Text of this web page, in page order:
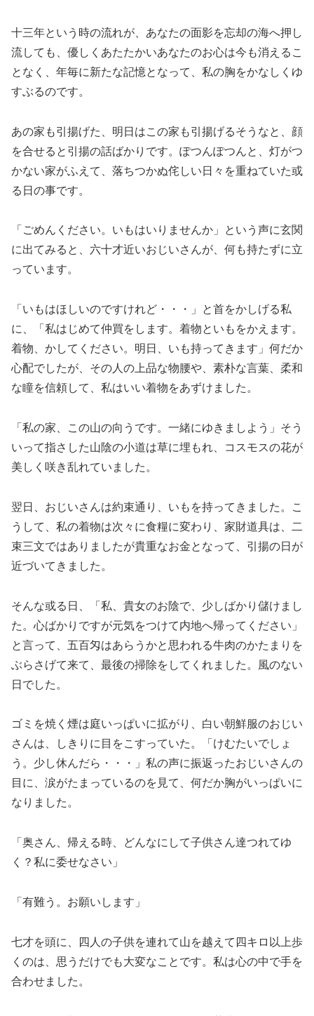
十三年という時の流れが、あなたの面影を忘却の海へ押し
流しても、優しくあたたかいあなたのお心は今も消えるこ
となく、年毎に新たな記憶となって、私の胸をかなしくゆ
すぶるのです。
あの家も引揚げた、明日はこの家も引揚げるそうなと、顔
を合せると引揚の話ばかりです。ぽつんぽつんと、灯がつ
かない家がふえて、落ちつかぬ侘しい日々を重ねていた或
る日の事です。
「ごめんください。いもはいりませんか」という声に玄関
に出てみると、六十才近いおじいさんが、何も持たずに立
っています。
「いもはほしいのですけれど・・・」と首をかしげる私
に、「私はじめて仲買をします。着物といもをかえます。
着物、かしてください。明日、いも持ってきます」何だか
心配でしたが、その人の上品な物腰や、素朴な言葉、柔和
な瞳を信頼して、私はいい着物をあずけました。
「私の家、この山の向うです。一緒にゆきましよう」そう
いって指さした山陰の小道は草に埋もれ、コスモスの花が
美しく咲き乱れていました。
翌日、おじいさんは約束通り、いもを持ってきました。こ
うして、私の着物は次々に食糧に変わり、家財道具は、二
束三文ではありましたが貴重なお金となって、引揚の日が
近づいてきました。
そんな或る日、「私、貴女のお陰で、少しばかり儲けまし
た。心ばかりですが元気をつけて内地へ帰ってください」
と言って、五百匁はあらうかと思われる牛肉のかたまりを
ぶらさげて来て、最後の掃除をしてくれました。風のない
日でした。
ゴミを焼く煙は庭いっぱいに拡がり、白い朝鮮服のおじい
さんは、しきりに目をこすっていた。「けむたいでしょ
う。少し休んだら・・・」私の声に振返ったおじいさんの
目に、涙がたまっているのを見て、何だか胸がいっぱいに
なりました。
「奥さん、帰える時、どんなにして子供さん達つれてゆ
く？私に委せなさい」
「有難う。お願いします」
七才を頭に、四人の子供を連れて山を越えて四キロ以上歩
くのは、思うだけでも大変なことです。私は心の中で手を
合わせました。